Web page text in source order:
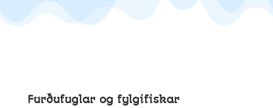
Furðufuglar og fylgifiskar